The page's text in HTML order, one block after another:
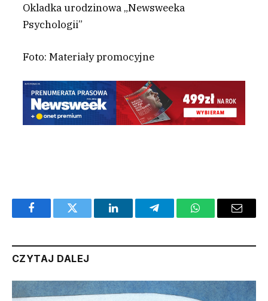
Okladka urodzinowa „Newsweeka
Psychologii”
Foto: Materiały promocyjne
FacebookTwitter LinkedInTelegramWhatsAppEmail
CZYTAJ DALEJ